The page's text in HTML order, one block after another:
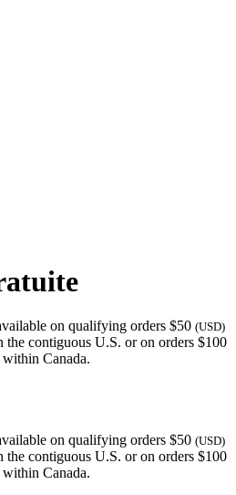
on qualifying orders $50 (USD)
contiguous U.S. or on orders $100
Canada.
on qualifying orders $50 (USD)
contiguous U.S. or on orders $100
Canada.